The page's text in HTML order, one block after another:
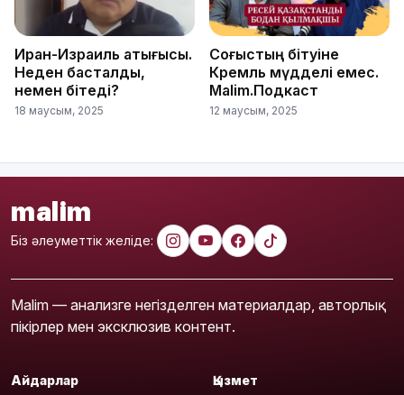
Иран-Израиль қақтығысы.
Неден басталды,
немен бітеді?
18 маусым, 2025
Соғыстың бітуіне
Кремль мүдделі емес.
Malim.Подкаст
12 маусым, 2025
malim
Біз әлеуметтік желіде:
Malim — анализге негізделген материалдар, авторлық
пікірлер мен эксклюзив контент.
Айдарлар Қызмет